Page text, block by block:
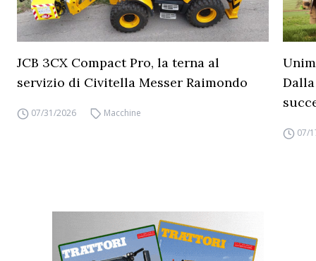
JCB 3CX Compact Pro, la terna al
servizio di Civitella Messer Raimondo
07/31/2026 Macchine
07/